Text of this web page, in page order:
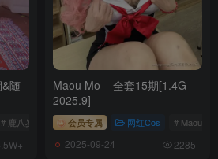
66.7M]
66.8M]
107.7M]
92.1M]
随
# 鹿八岁
Maou Mo – 全套15期[1.4G-
2025.9]
会员专属 网红Cos # Maou Mo
2025-09-24 2285